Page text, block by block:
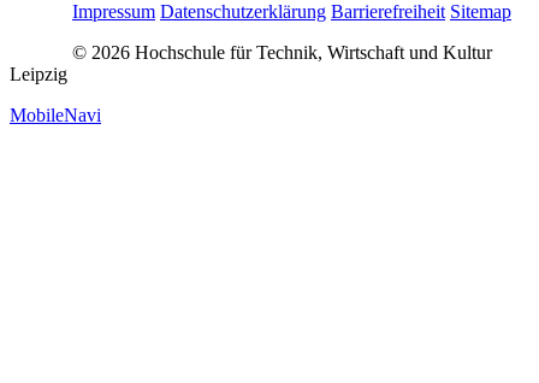
Impressum Datenschutzerklärung Barrierefreiheit Sitemap
© 2026 Hochschule für Technik, Wirtschaft und Kultur
Leipzig
MobileNavi